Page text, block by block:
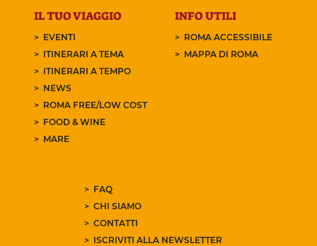
IL TUO VIAGGIO
EVENTI
ITINERARI A TEMA
ITINERARI A TEMPO
NEWS
ROMA FREE/LOW COST
FOOD & WINE
MARE
INFO UTILI
ROMA ACCESSIBILE
MAPPA DI ROMA
FAQ
CHI SIAMO
CONTATTI
ISCRIVITI ALLA NEWSLETTER